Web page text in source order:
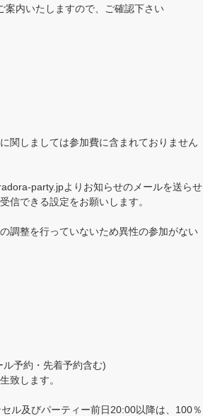
案内いたしますので、ご確認下さい
関しましては参加費に含まれておりません
party.jpよりお知らせのメールを送らせ
信できる設定をお願いします。
調整を行っていないため異性の参加がない
ル予約・先着予約含む)
致します。
ル及びパーティー前日20:00以降は、100％